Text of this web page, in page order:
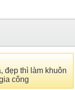
đẹp thì làm khuôn
công